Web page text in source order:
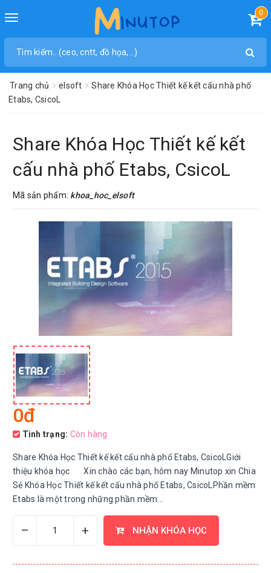
Toggle
0
Trang chủ elsoft
Share Khóa Học Thiết kế kết cấu nhà phố
Etabs, CsicoL
Share Khóa Học Thiết kế kết
cấu nhà phố Etabs, CsicoL
Mã sản phẩm: khoa_hoc_elsoft
0đ
Tình trạng: Còn hàng
Share Khóa Học Thiết kế kết cấu nhà phố Etabs, CsicoLGiới
thiệu khóa học Xin chào các bạn, hôm nay Minutop xin Chia
Sẻ Khóa Học Thiết kế kết cấu nhà phố Etabs, CsicoLPhần mềm
Etabs là một trong những phần mềm...
– + NHẬN KHÓA HỌC